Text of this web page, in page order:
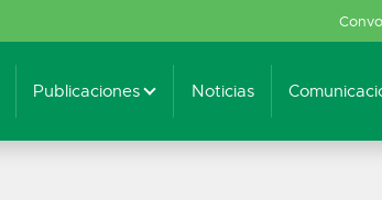
Publicaciones Noticias